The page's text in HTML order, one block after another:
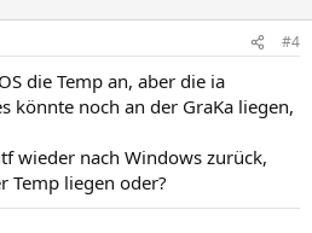
#4
die Temp an, aber die ia
könnte noch an der GraKa liegen,
wieder nach Windows zurück,
Temp liegen oder?